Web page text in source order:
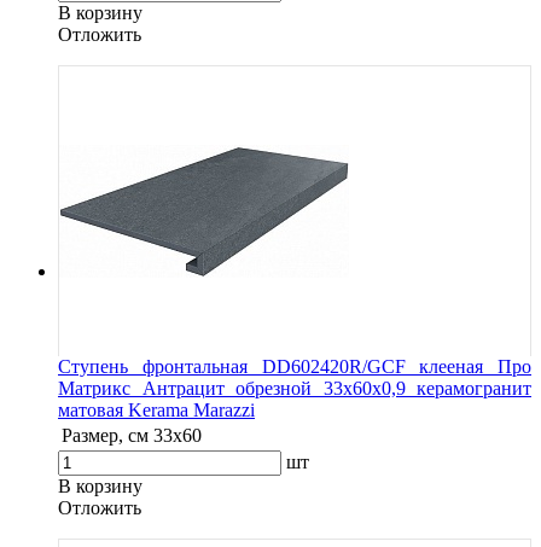
В корзину
Oтложить
Ступень фронтальная DD602420R/GCF клееная Про
Матрикс Антрацит обрезной 33x60x0,9 керамогранит
матовая Kerama Marazzi
Размер, см 33x60
шт
В корзину
Oтложить